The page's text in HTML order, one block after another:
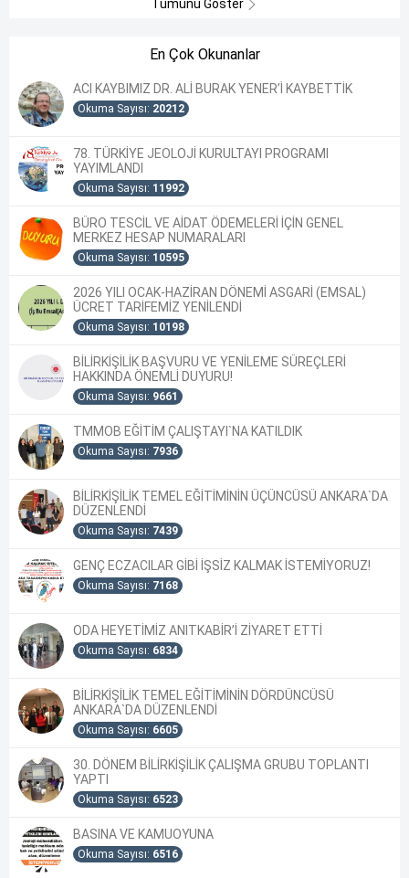
Tümünü Göster
En Çok Okunanlar
ACI KAYBIMIZ DR. ALİ BURAK YENER’İ KAYBETTİK
Okuma Sayısı: 20212
78. TÜRKİYE JEOLOJİ KURULTAYI PROGRAMI
YAYIMLANDI
Okuma Sayısı: 11992
BÜRO TESCİL VE AİDAT ÖDEMELERİ İÇİN GENEL
MERKEZ HESAP NUMARALARI
Okuma Sayısı: 10595
2026 YILI OCAK-HAZİRAN DÖNEMİ ASGARİ (EMSAL)
ÜCRET TARİFEMİZ YENİLENDİ
Okuma Sayısı: 10198
BİLİRKİŞİLİK BAŞVURU VE YENİLEME SÜREÇLERİ
HAKKINDA ÖNEMLİ DUYURU!
Okuma Sayısı: 9661
TMMOB EĞİTİM ÇALIŞTAYI`NA KATILDIK
Okuma Sayısı: 7936
BİLİRKİŞİLİK TEMEL EĞİTİMİNİN ÜÇÜNCÜSÜ ANKARA`DA
DÜZENLENDİ
Okuma Sayısı: 7439
GENÇ ECZACILAR GİBİ İŞSİZ KALMAK İSTEMİYORUZ!
Okuma Sayısı: 7168
ODA HEYETİMİZ ANITKABİR’İ ZİYARET ETTİ
Okuma Sayısı: 6834
BİLİRKİŞİLİK TEMEL EĞİTİMİNİN DÖRDÜNCÜSÜ
ANKARA`DA DÜZENLENDİ
Okuma Sayısı: 6605
30. DÖNEM BİLİRKİŞİLİK ÇALIŞMA GRUBU TOPLANTI
YAPTI
Okuma Sayısı: 6523
BASINA VE KAMUOYUNA
Okuma Sayısı: 6516